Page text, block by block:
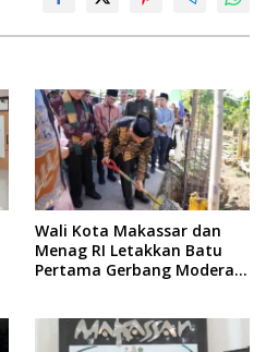
Wali Kota Makassar dan
Menag RI Letakkan Batu
Pertama Gerbang Moderasi